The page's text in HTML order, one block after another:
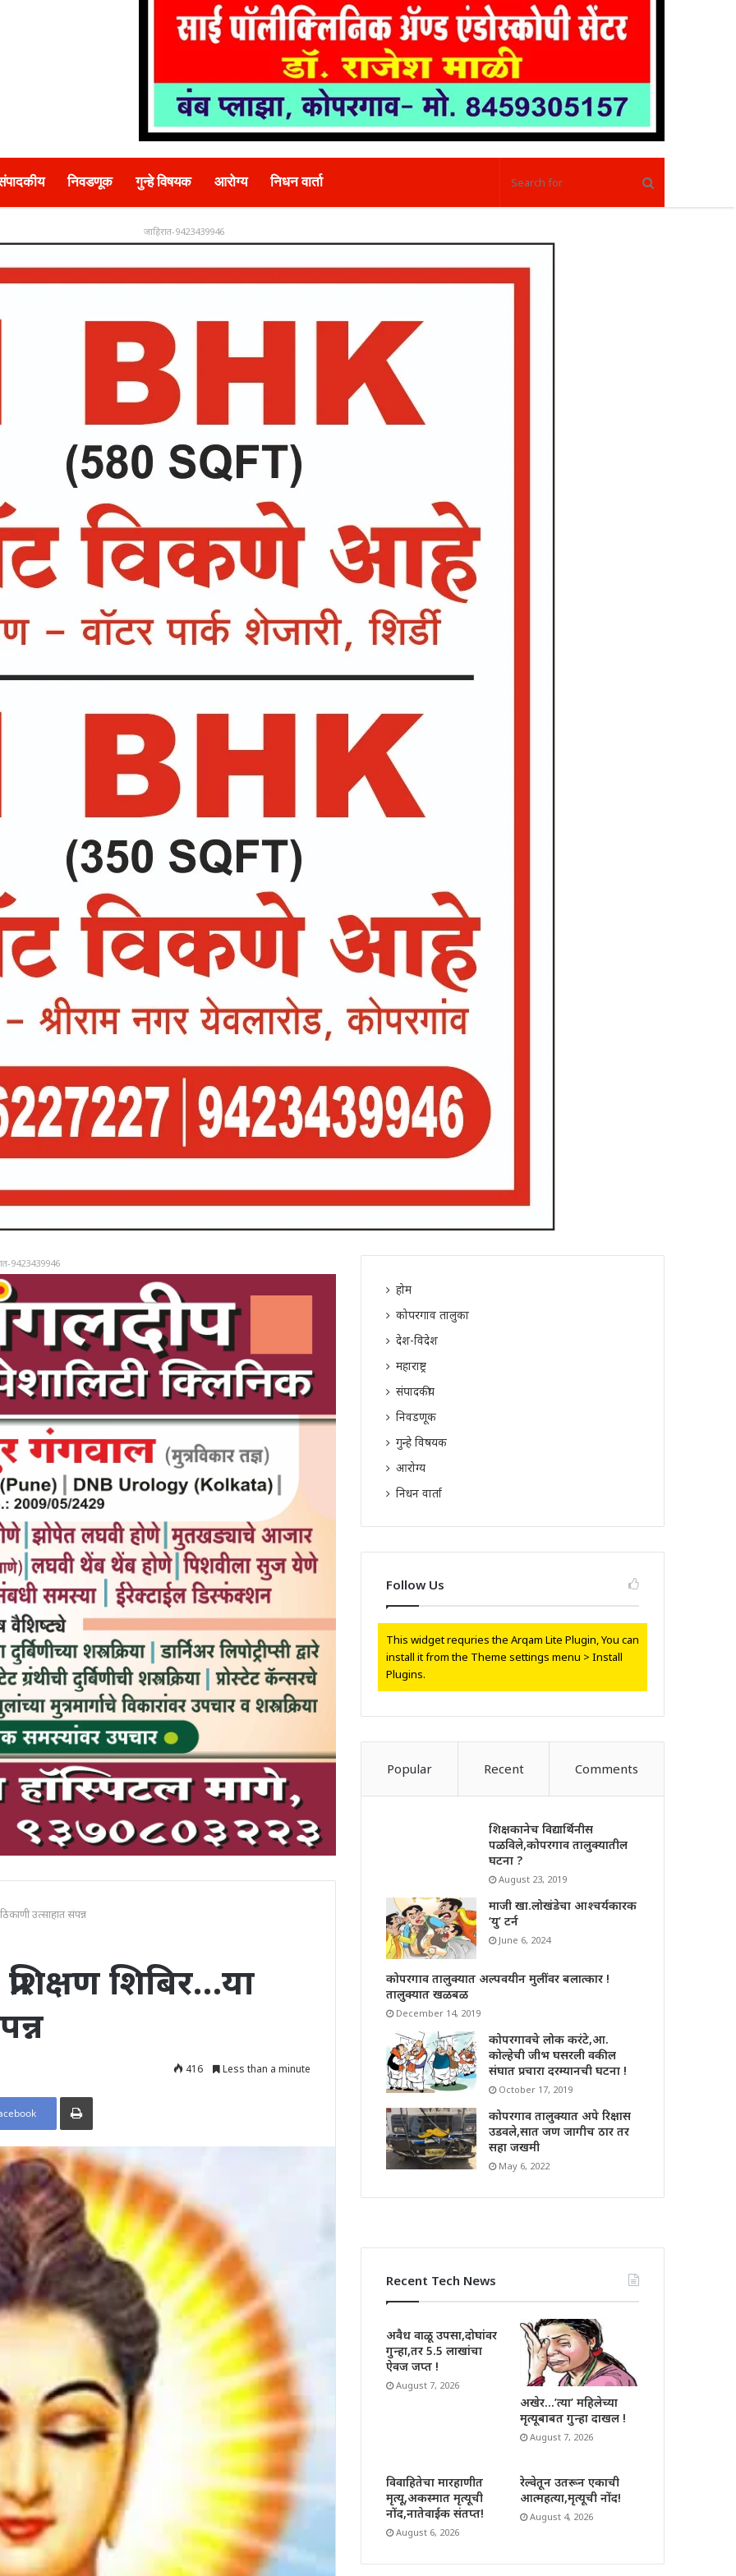
निवडणूक गुन्हे विषयक आरोग्य निधन वार्ता
जाहिरात-9423439946
9423439946
उत्साहात संपन्न
शिबिर…या
416 Less than a minute
Print
होम
कोपरगाव तालुका
देश-विदेश
महाराष्ट्र
संपादकीय
निवडणूक
गुन्हे विषयक
आरोग्य
निधन वार्ता
Follow Us
This widget requries the Arqam Lite Plugin, You can
install it from the Theme settings menu > Install
Plugins.
Popular Recent Comments
शिक्षकानेच विद्यार्थिनीस
पळविले,कोपरगाव तालुक्यातील
घटना ?
August 23, 2019
माजी खा.लोखंडेचा आश्चर्यकारक
‘यु’ टर्न
June 6, 2024
कोपरगाव तालुक्यात अल्पवयीन मुलींवर बलात्कार !
तालुक्यात खळबळ
December 14, 2019
कोपरगावचे लोक करंटे,आ.
कोल्हेची जीभ घसरली वकील
संघात प्रचारा दरम्यानची घटना !
October 17, 2019
कोपरगाव तालुक्यात अपे रिक्षास
उडवले,सात जण जागीच ठार तर
सहा जखमी
May 6, 2022
Recent Tech News
अवैध वाळू उपसा,दोघांवर
गुन्हा,तर 5.5 लाखांचा
ऐवज जप्त !
August 7, 2026
अखेर…’त्या’ महिलेच्या
मृत्यूबाबत गुन्हा दाखल !
August 7, 2026
विवाहितेचा मारहाणीत
मृत्यू,अकस्मात मृत्यूची
नोंद,नातेवाईक संतप्त!
August 6, 2026
रेल्वेतून उतरून एकाची
आत्महत्या,मृत्यूची नोंद!
August 4, 2026